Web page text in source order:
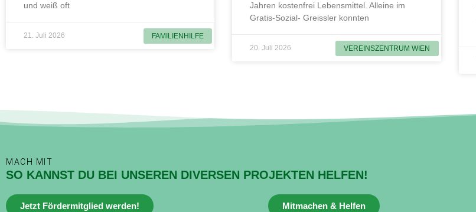
FAMILIENHILFE
und weiß oft
21. Juli 2026
VEREINSZENTRUM WIEN
Jahren kostenfrei Lebensmittel. Alleine im
Gratis-Sozial- Greissler konnten
20. Juli 2026
MACH MIT
SO KANNST DU BEI UNSEREN DIVERSEN PROJEKTEN HELFEN!
Jetzt Fördermitglied werden! Mitmachen & Helfen